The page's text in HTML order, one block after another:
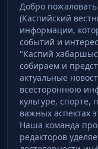
Добро
(Каспийский
информации,
событий и
"Каспий
собираем и
актуальные
всестороннюю
культуре, спорте,
важных аспектах
Наша команда
редакторов